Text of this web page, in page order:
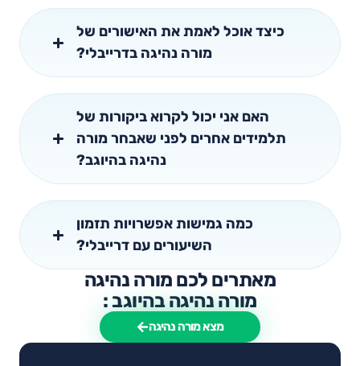
כיצד אוכל לאמת את האישורים של
מורה נהיגה בדרייבלי?
האם אני יכול לקרוא ביקורות של
תלמידים אחרים לפני שאבחר מורה
נהיגה בהיוגב?
כמה גמישות אפשרויות תזמון
השיעורים עם דרייבלי?
מאתרים לכם מורה נהיגה
מורה נהיגה בהיוגב :
מצא מורה נהיגה